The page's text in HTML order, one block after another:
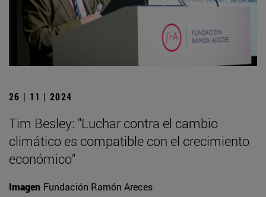
26 | 11 | 2024
Tim Besley: "Luchar contra el cambio
climático es compatible con el crecimiento
económico"
Imagen Fundación Ramón Areces